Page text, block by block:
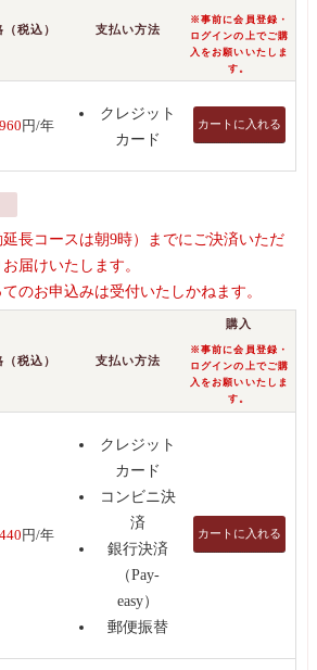
（税込） 支払い方法
※事前に会員登録・
ログインの上でご購
入をお願いいたしま
す。
円/年
クレジット
カード
カートに入れる
長コースは朝9時）までにご決済いただ
届けいたします。
のお申込みは受付いたしかねます。
（税込） 支払い方法
購入
※事前に会員登録・
ログインの上でご購
入をお願いいたしま
す。
円/年
クレジット
カード
コンビニ決
済
銀行決済
（Pay-
easy）
郵便振替
カートに入れる